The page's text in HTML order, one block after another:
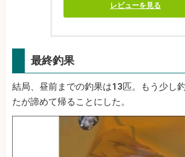
レビューを見る
最終釣果
結局、昼前までの釣果は13匹。もう少し
たが諦めて帰ることにした。